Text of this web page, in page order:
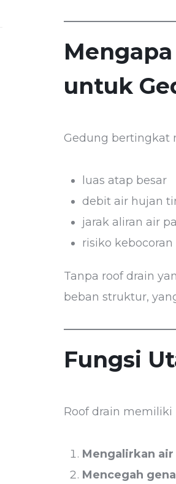
untuk
Gedung bertingkat
luas atap besar
debit air hujan
jarak aliran air
risiko
Tanpa roof drain
beban struktur,
Fungsi
Roof drain memiliki
Mengalirkan
Mencegah